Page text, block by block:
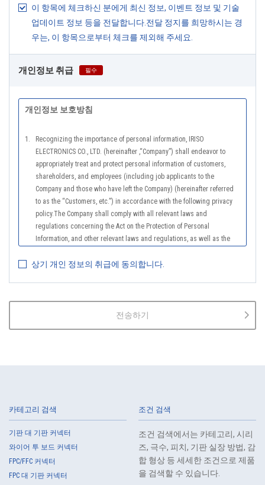
이 항목에 체크하신 분에게 최신 정보, 이벤트 정보 및 기술
업데이트 정보 등을 전달합니다.전달 정지를 희망하시는 경
우는, 이 항목으로부터 체크를 제외해 주세요.
개인정보 취급 필수
개인정보 보호방침
1.
Recognizing the importance of personal information, IRISO
ELECTRONICS CO., LTD. (hereinafter ,“Company”) shall endeavor to
appropriately treat and protect personal information of customers,
shareholders, and employees (including job applicants to the
Company and those who have left the Company) (hereinafter referred
to as the “Customers, etc.”) in accordance with the following privacy
policy.The Company shall comply with all relevant laws and
regulations concerning the Act on the Protection of Personal
Information, and other relevant laws and regulations, as well as the
(General Rules), and other national guidelines for which compliance is
information of the Customers, etc., and use the information within the
scope of the purposes of use, except for cases that this procedure is
4.
The Company shall educate employees to understand the importance
of personal data and handle personal data appropriately. If employees
are required to handle the personal data of the Customers, etc., the
Company shall supervise such data as required and appropriate so as
to ensure the security control of the personal data of the Customers,
etc.
상기 개인 정보의 취급에 동의합니다.
전송하기
카테고리 검색
기판 대 기판 커넥터
와이어 투 보드 커넥터
FPC/FFC 커넥터
FPC 대 기판 커넥터
조건 검색
조건 검색에서는 카테고리, 시리
즈, 극수, 피치, 기판 실장 방법, 감
합 형상 등 세세한 조건으로 제품
을 검색할 수 있습니다.